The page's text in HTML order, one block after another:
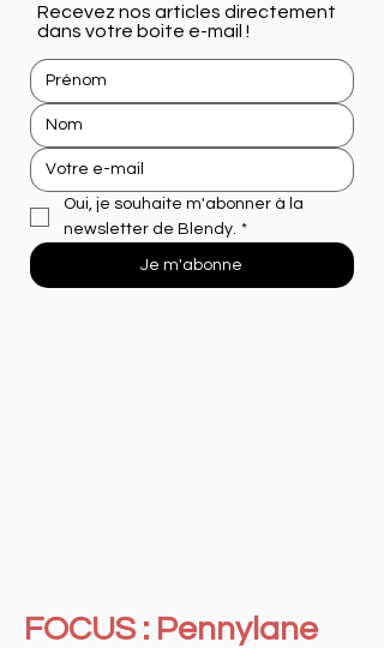
Recevez nos articles directement
dans votre boite e-mail !
Oui, je souhaite m'abonner à la
newsletter de Blendy. *
Je m'abonne
FOCUS : Pennylane